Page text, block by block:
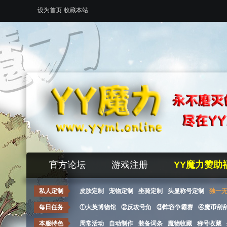
设为首页 收藏本站
官方论坛 游戏注册 YY魔力赞助
私人定制 皮肤定制 宠物定制 坐骑定制 头显称号定制 独一
每日任务 ①大英博物馆 ②反攻号角 ③阵容争霸赛 ④魔币刮
本服特色 周常活动 自动制作 装备词条 魔物收藏 称号收藏